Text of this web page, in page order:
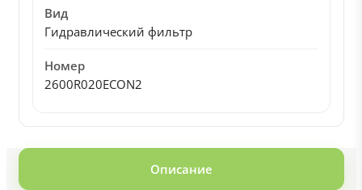
Вид
Гидравлический фильтр
Номер
2600R020ECON2
Описание